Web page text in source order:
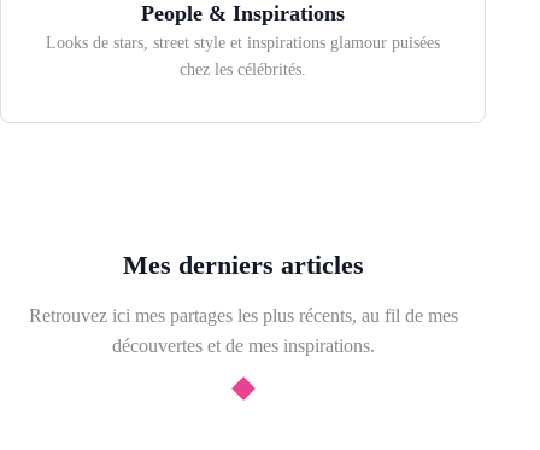
People & Inspirations
Looks de stars, street style et inspirations glamour puisées
chez les célébrités.
Mes derniers articles
Retrouvez ici mes partages les plus récents, au fil de mes
découvertes et de mes inspirations.